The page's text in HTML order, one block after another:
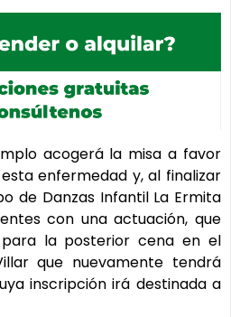
acogerá la misa a favor
enfermedad y, al finalizar
de Danzas Infantil La Ermita
con una actuación, que
la posterior cena en el
que nuevamente tendrá
inscripción irá destinada a